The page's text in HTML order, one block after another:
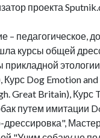
проекта
– педагогическое,
курсы общей
Dog Emotion
Great Britain), Курс
путем имитации
дрессировка",